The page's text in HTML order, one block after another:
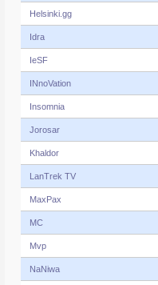
Helsinki.gg
Idra
IeSF
INnoVation
Insomnia
Jorosar
Khaldor
LanTrek TV
MaxPax
MC
Mvp
NaNiwa